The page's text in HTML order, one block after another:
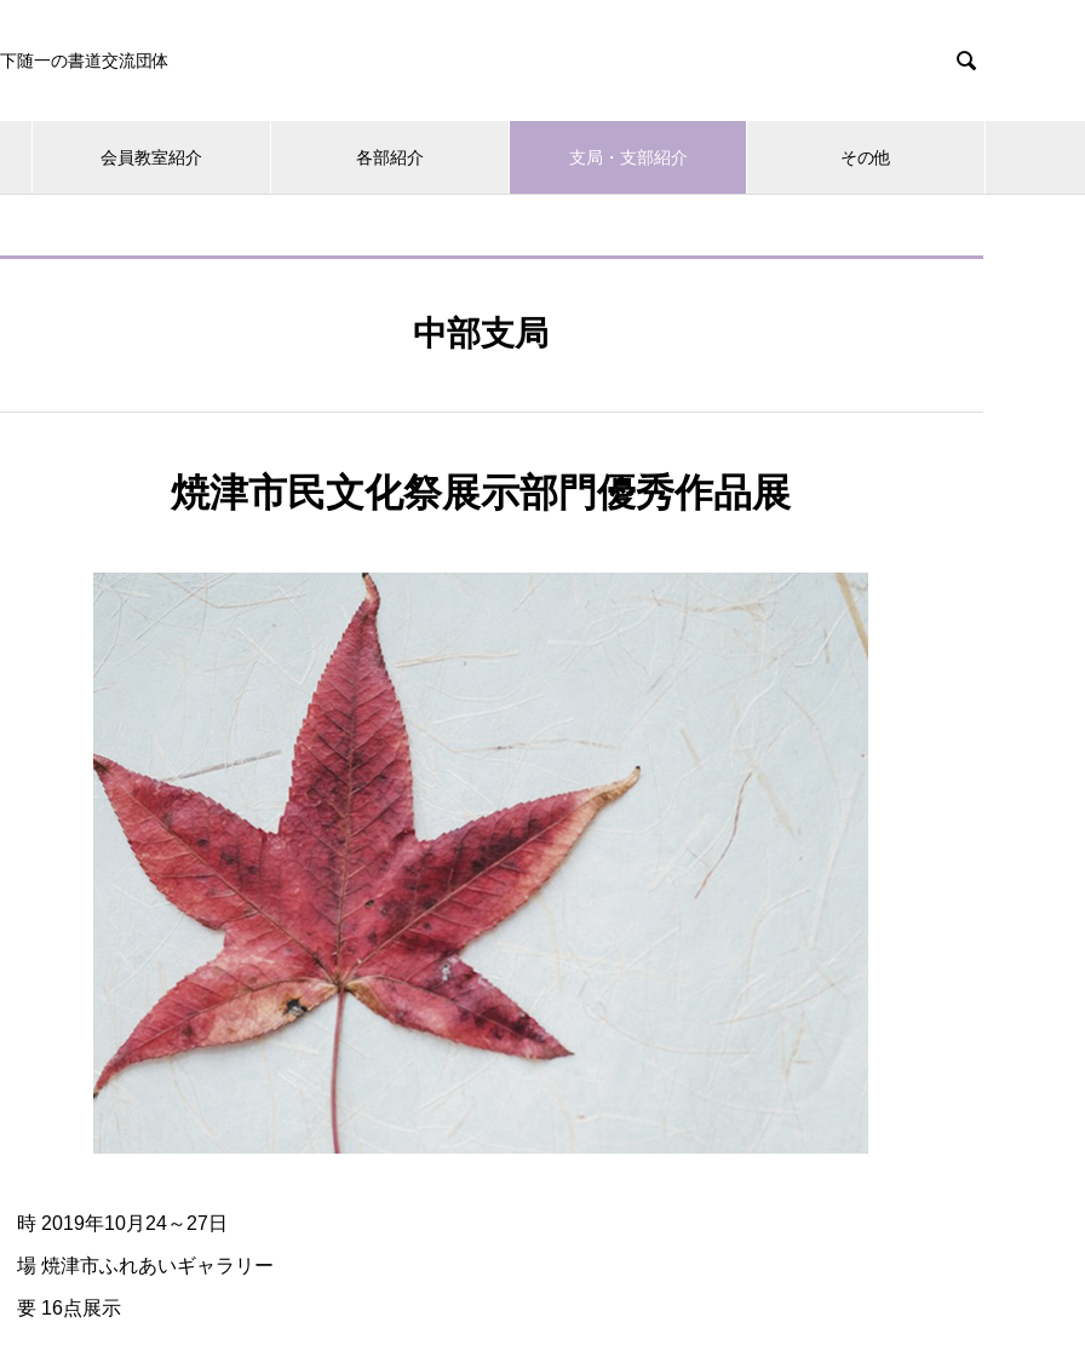
随一の書道交流団体 
会員教室紹介 各部紹介 支局・支部紹介 その他
中部支局
焼津市民文化祭展示部門優秀作品展
時 2019年10月24～27日
場 焼津市ふれあいギャラリー
要 16点展示